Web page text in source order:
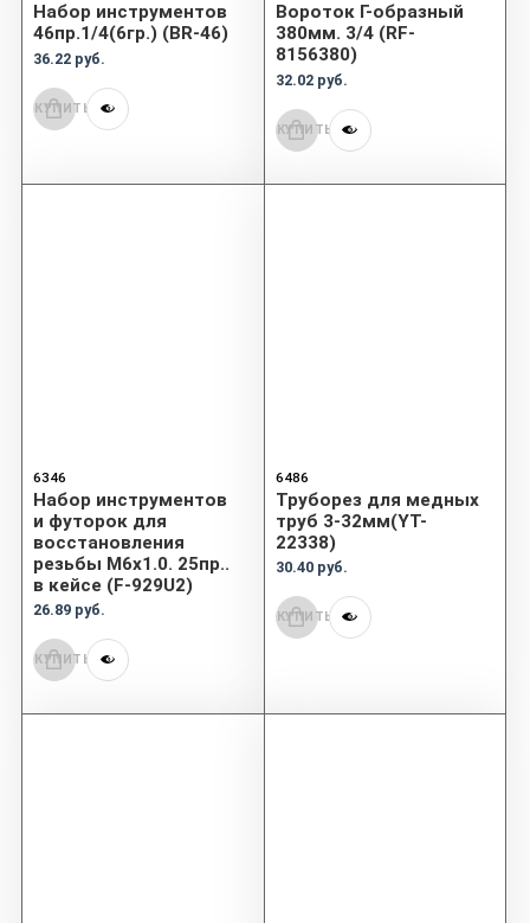
Набор инструментов
46пр.1/4(6гр.) (BR-46)
36.22 руб.
КУПИТЬ
Вороток Г-образный
380мм. 3/4 (RF-
8156380)
32.02 руб.
КУПИТЬ
6346
Набор инструментов
и футорок для
восстановления
резьбы М6х1.0. 25пр..
в кейсе (F-929U2)
26.89 руб.
КУПИТЬ
6486
Труборез для медных
труб 3-32мм(YT-
22338)
30.40 руб.
КУПИТЬ